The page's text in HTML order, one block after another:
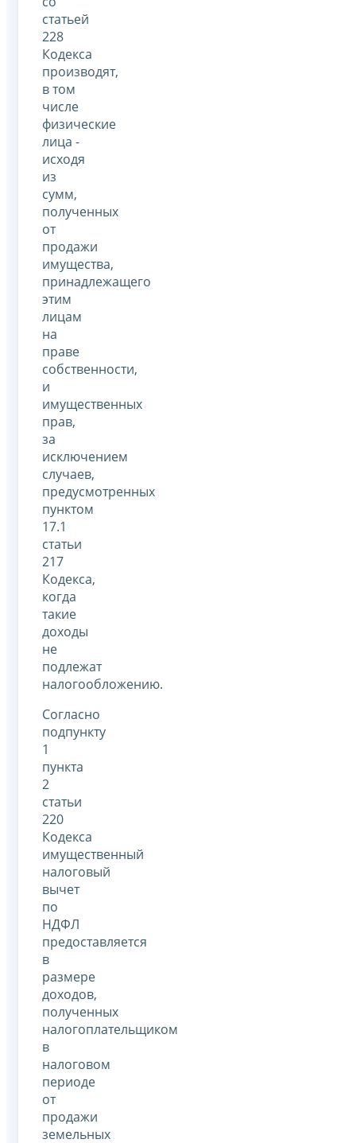
статьей
228
Кодекса
производят,
в том
числе
физические
лица -
исходя
из
сумм,
полученных
от
продажи
имущества,
принадлежащего
этим
лицам
на
праве
собственности,
и
имущественных
прав,
за
исключением
случаев,
предусмотренных
пунктом
17.1
статьи
217
Кодекса,
когда
такие
доходы
не
подлежат
налогообложению.
Согласно
подпункту
1
пункта
2
статьи
220
Кодекса
имущественный
налоговый
вычет
по
НДФЛ
предоставляется
в
размере
доходов,
полученных
налогоплательщиком
в
налоговом
периоде
от
продажи
земельных